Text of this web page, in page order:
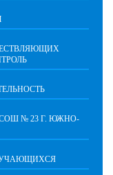
№ 23 Г. ЮЖНО-